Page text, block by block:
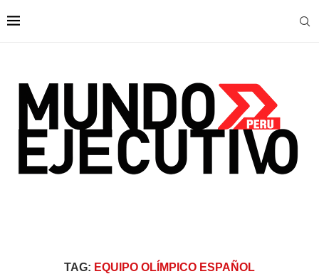
TAG: EQUIPO OLÍMPICO ESPAÑOL